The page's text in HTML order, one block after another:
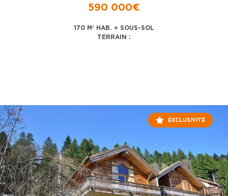
590 000€
170 M² HAB. + SOUS-SOL
TERRAIN :
EXCLUSIVITÉ